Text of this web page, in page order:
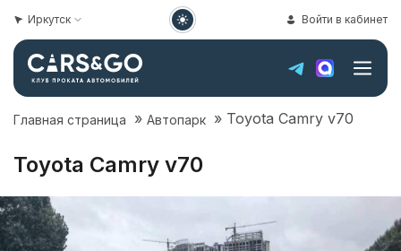
Иркутск Войти в кабинет
Главная страница » Автопарк » Toyota Camry v70
Toyota Camry v70